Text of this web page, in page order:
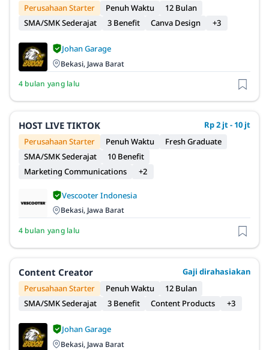
Perusahaan Starter
Penuh Waktu
12 Bulan
SMA/SMK Sederajat
3 Benefit Canva Design +3
Johan Garage
Bekasi, Jawa Barat
4 bulan yang lalu
HOST LIVE TIKTOK
Rp 2 jt - 10 jt
Perusahaan Starter
Penuh Waktu
Fresh Graduate
SMA/SMK Sederajat
10 Benefit
Marketing Communications
+2
Vescooter Indonesia
Bekasi, Jawa Barat
4 bulan yang lalu
Content Creator
Gaji dirahasiakan
Perusahaan Starter
Penuh Waktu
12 Bulan
SMA/SMK Sederajat
3 Benefit Content Products +3
Johan Garage
Bekasi, Jawa Barat